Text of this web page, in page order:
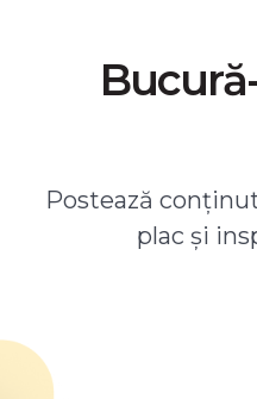
Postează
plac și